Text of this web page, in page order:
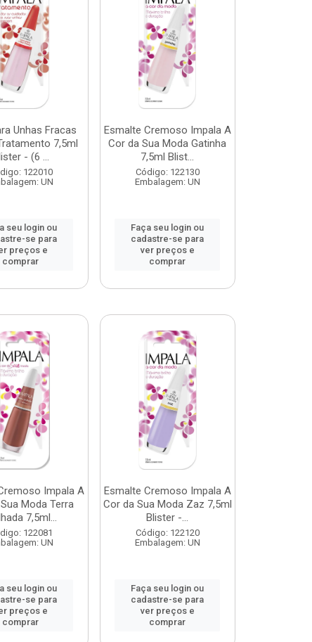
Unhas Fracas
7,5ml
- (6 ...
122010
UN
seu login ou
se para
preços e
comprar
Esmalte Cremoso Impala A
Cor da Sua Moda Gatinha
7,5ml Blist...
Código: 122130
Embalagem: UN
Faça seu login ou
cadastre-se para
ver preços e
comprar
Impala A
Moda Terra
7,5ml...
122081
UN
seu login ou
se para
preços e
comprar
Esmalte Cremoso Impala A
Cor da Sua Moda Zaz 7,5ml
Blister -...
Código: 122120
Embalagem: UN
Faça seu login ou
cadastre-se para
ver preços e
comprar